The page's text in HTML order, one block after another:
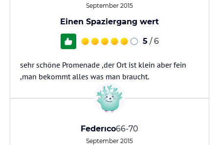
September 2015
Einen Spaziergang wert
5 / 6
sehr schöne Promenade ,der Ort ist klein aber fein
,man bekommt alles was man braucht.
Federıco66-70
September 2015